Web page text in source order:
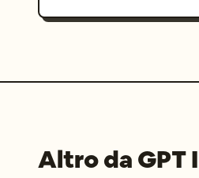
Altro da GPT